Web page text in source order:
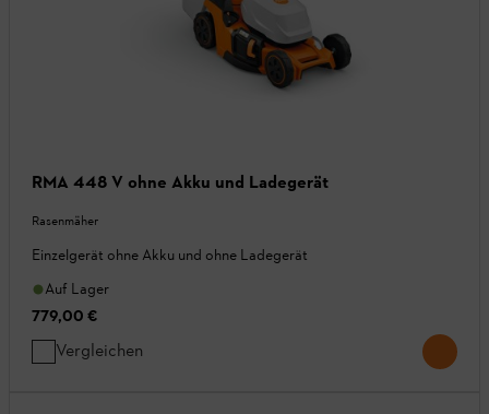
RMA 448 V ohne Akku und Ladegerät
Rasenmäher
Einzelgerät ohne Akku und ohne Ladegerät
Auf Lager
779,00 €
Vergleichen